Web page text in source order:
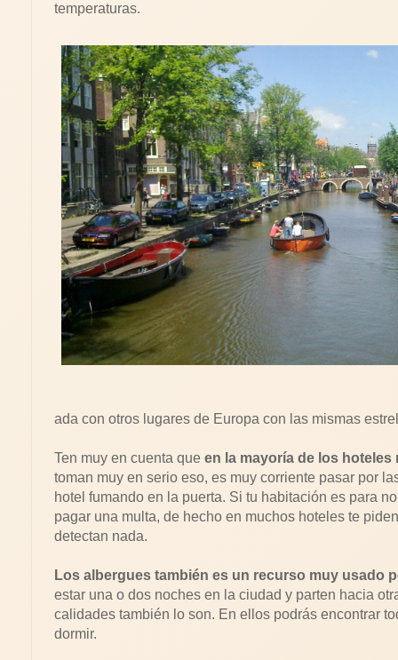
temperaturas.
ada con otros lugares de Europa con las mismas
Ten muy en cuenta que en la mayoría de los
toman muy en serio eso, es muy corriente pasar por
hotel fumando en la puerta. Si tu habitación es para
pagar una multa, de hecho en muchos hoteles te
detectan nada.
Los albergues también es un recurso muy usado
estar una o dos noches en la ciudad y parten hacia
calidades también lo son. En ellos podrás encontrar
dormir.